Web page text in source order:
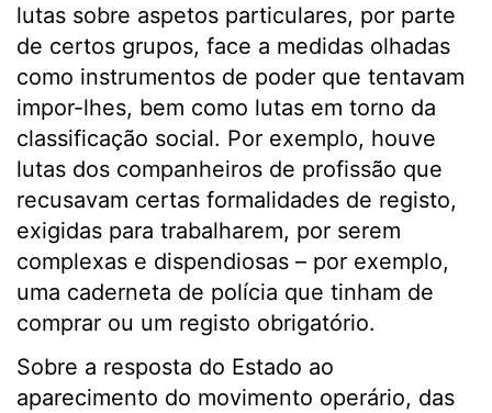
lutas sobre aspetos particulares, por parte
de certos grupos, face a medidas olhadas
como instrumentos de poder que tentavam
impor-lhes, bem como lutas em torno da
classificação social. Por exemplo, houve
lutas dos companheiros de profissão que
recusavam certas formalidades de registo,
exigidas para trabalharem, por serem
complexas e dispendiosas – por exemplo,
uma caderneta de polícia que tinham de
comprar ou um registo obrigatório.
Sobre a resposta do Estado ao
aparecimento do movimento operário, das